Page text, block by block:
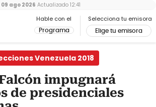
Hable con el
Programa
Selecciona tu emisora
Elige tu emisora
09 ago 2026 Actualizado 12:41
Venezuela 2018
impugnará
de presidenciales